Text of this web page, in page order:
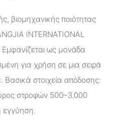
βιομηχανικής ποιότητας
INTERNATIONAL
ως μονάδα
για χρήση σε μια σειρά
στοιχεία απόδοσης:
στροφών 500–3.000
εγγύηση.